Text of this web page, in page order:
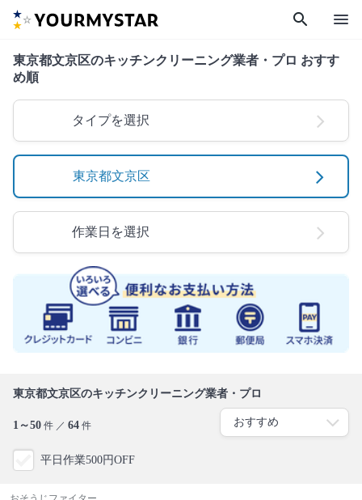
search menu
東京都文京区のキッチンクリーニング業者・プロ おすす
め順
タイプを選択
東京都文京区
作業日を選択
東京都文京区のキッチンクリーニング業者・プロ
1～50 件 ／ 64 件
平日作業500円OFF